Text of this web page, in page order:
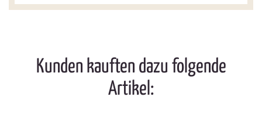
Kunden kauften dazu folgende
Artikel: